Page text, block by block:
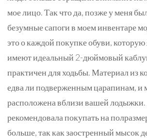
мое лицо. Так что да, позже у меня
безумные сапоги в моем инвентаре
это о каждой покупке обуви,
имеют идеальный 2-дюймовый
практичен для ходьбы. Материал из
едва ли подверженным царапинам, и
расположена вблизи вашей
рекомендовала покупать на
больше, так как заостренный мысок